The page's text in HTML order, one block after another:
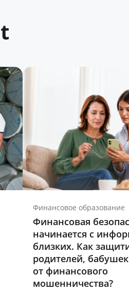
Финансовое образование
Финансовая
начинается с
близких. Как
родителей,
от финансового
мошенничества?